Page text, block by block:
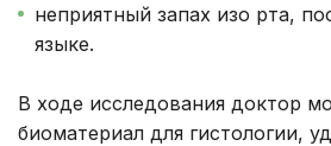
неприятный запах изо рта,
языке.
В ходе исследования доктор
биоматериал для гистологии,